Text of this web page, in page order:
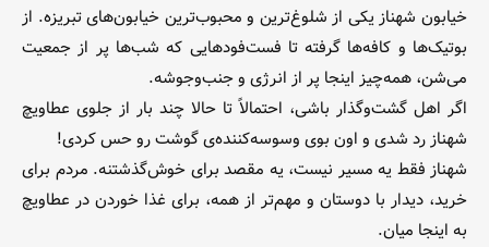
خیابون شهناز یکی از شلوغ‌ترین و محبوب‌ترین خیابون‌های تبریزه. از
بوتیک‌ها و کافه‌ها گرفته تا فست‌فودهایی که شب‌ها پر از جمعیت
می‌شن، همه‌چیز اینجا پر از انرژی و جنب‌وجوشه.
اگر اهل گشت‌و‌گذار باشی، احتمالاً تا حالا چند بار از جلوی عطاویچ
شهناز رد شدی و اون بوی وسوسه‌کننده‌ی گوشت رو حس کردی!
شهناز فقط یه مسیر نیست، یه مقصد برای خوش‌گذشتنه. مردم برای
خرید، دیدار با دوستان و مهم‌تر از همه، برای غذا خوردن در عطاویچ
به اینجا میان.